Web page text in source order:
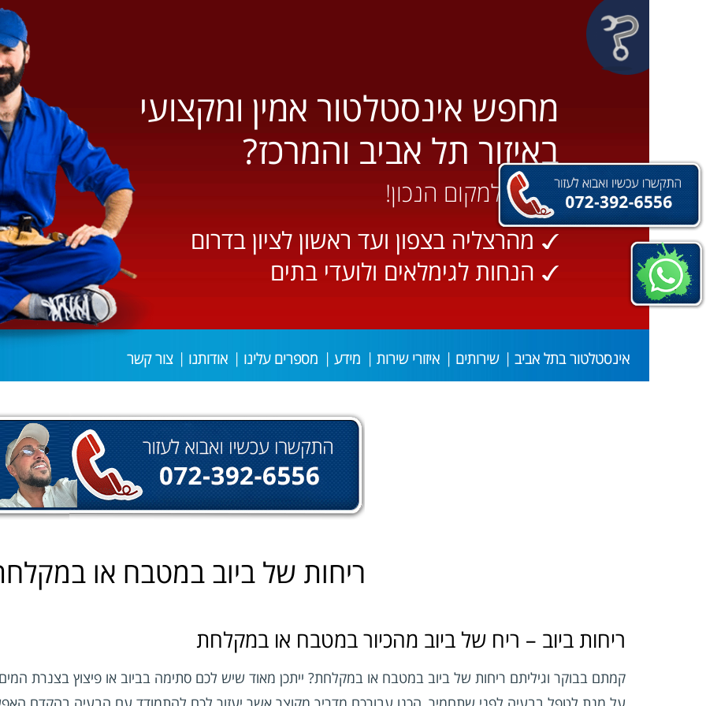
מחפש אינסטלטור אמין ומקצועי
באיזור תל אביב והמרכז?
הגעת למקום הנכון!
מהרצליה בצפון ועד ראשון לציון בדרום
הנחות לגימלאים ולועדי בתים
אינסטלטור בתל אביב שירותים איזורי שירות מידע מספרים עלינו אודותנו צור קשר
ריחות של ביוב במטבח או
ריחות ביוב – ריח של ביוב מהכיור במטבח או במקלחת
קמתם בבוקר וגיליתם ריחות של ביוב במטבח או במקלחת? ייתכן מאוד שיש לכם סתימה בביוב או פיצוץ בצנרת